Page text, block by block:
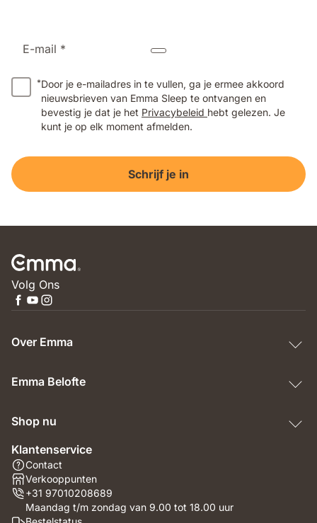
E-mail *
*Door je e-mailadres in te vullen, ga je ermee akkoord
nieuwsbrieven van Emma Sleep te ontvangen en
bevestig je dat je het Privacybeleid hebt gelezen. Je
kunt je op elk moment afmelden.
Schrijf je in
Volg Ons
Over Emma
Emma Belofte
Shop nu
Klantenservice
Contact
Verkooppunten
+31 97010208689
Maandag t/m zondag van 9.00 tot 18.00 uur